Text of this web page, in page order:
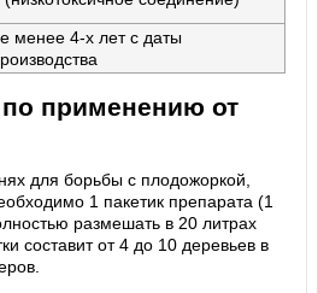
менее 4-х лет с даты
применению от
для борьбы с плодожоркой,
1 пакетик препарата (1
размешать в 20 литрах
составит от 4 до 10 деревьев в